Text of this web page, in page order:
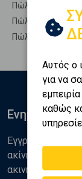
Πώληση Υπόγεια
Πώληση
Πώληση Υπολ.
Αυτός ο
για να
καθώς
Εγγραφείτε στο
ακίνητα,
ακινήτων